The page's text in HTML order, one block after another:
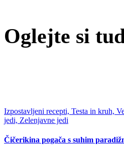
Oglejte si
Izpostavljeni recepti, Testa in kruh,
jedi, Zelenjavne jedi
Čičerikina pogača s suhim